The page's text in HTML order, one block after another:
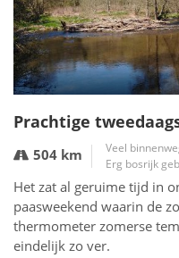
Prachtige
504 km
Veel
Erg bosrijk
Het zat al geruime tijd in
paasweekend waarin de
thermometer zomerse
eindelijk zo ver.